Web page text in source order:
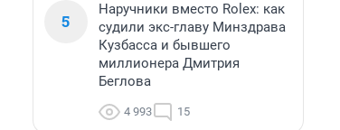
5
Наручники вместо Rolex: как
судили экс-главу Минздрава
Кузбасса и бывшего
миллионера Дмитрия
Беглова
4 993 15